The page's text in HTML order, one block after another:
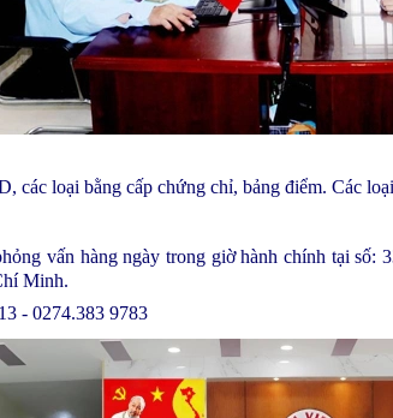
các loại bằng cấp chứng chỉ, bảng điểm. Các
vấn hàng ngày trong giờ hành chính tại
Minh.
- 0274.383 9783